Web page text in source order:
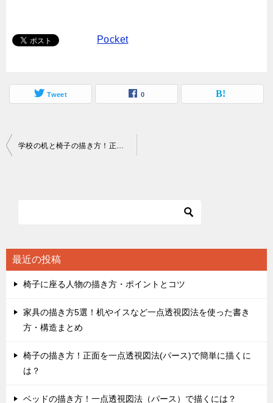
Pocket
Tweet 0
投
シ
ョ
学校の机と椅子の描き方！正面を一点透視図法で描くには？
最近の投稿
椅子に座る人物の描き方・ポイントとコツ
家具の描き方5選！机やイスなど一点透視図法を使った書き
方・構造まとめ
椅子の描き方！正面を一点透視図法(パース)で簡単に描くに
は？
ベッドの描き方！一点透視図法（パース）で描くには？